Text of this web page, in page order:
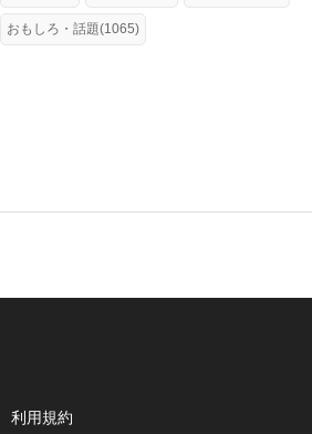
おもしろ・話題(1065)
利用規約